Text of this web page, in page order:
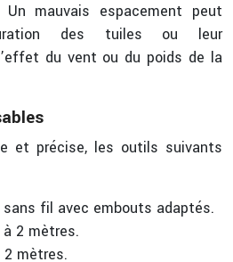
mauvais espacement peut
des tuiles ou leur
du vent ou du poids de la
et précise, les outils suivants
fil avec embouts adaptés.
2 mètres.
2 mètres.